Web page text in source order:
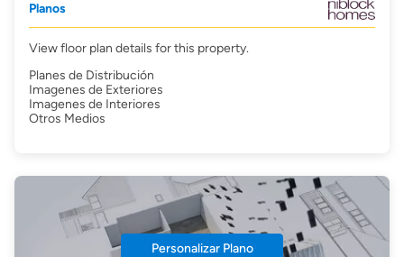
Planos
View floor plan details for this property.
Planes de Distribución
Imagenes de Exteriores
Imagenes de Interiores
Otros Medios
Personalizar Plano